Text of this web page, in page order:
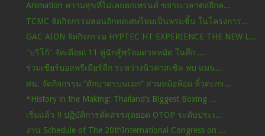
Animation ความสุขที่ไม่เคยตกเทรนด์ ขยายเวลาต่ออีกค...
TCMC จัดกิจกรรมสอนถักทอเศษไหมเป็นพรมชิ้น ในโครงการ...
GAC AION จัดกิจกรรม HYPTEC HT EXPERIENCE THE NEW L...
"บริโก้" จัดเดือด! 11 คู่นักสู้พร้อมดวลหมัด ในศึก ...
ร่วมเชียร์บอลพรีเมียร์ลีก ระหว่างนิวคาสเซิล พบ แมน...
ศน. จัดกิจกรรม “ตักบาตรบนเมก” สวมหม้อห้อม หิ้วตะกร...
*History in the Making: Thailand’s Biggest Boxing ...
เริ่มแล้ว !! ปฏิบัติการคัดสรรสุดยอด OTOP ระดับประเ...
งาน Schedule of The 20thInternational Congress on ...